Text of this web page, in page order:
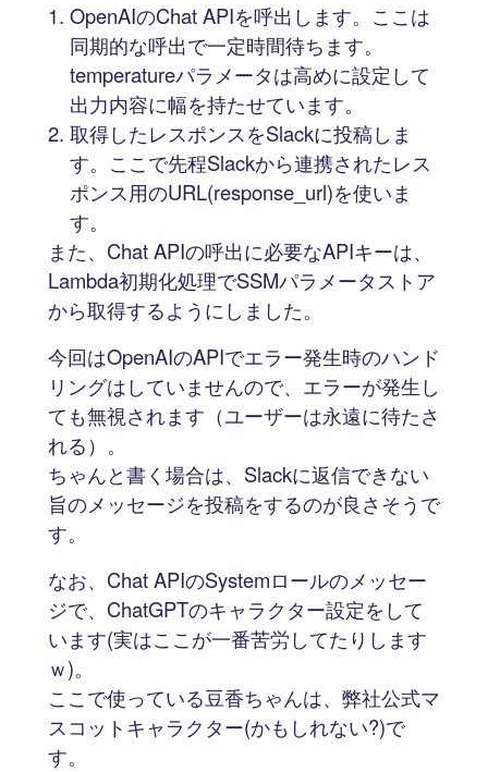
OpenAIのChat APIを呼出します。ここは
同期的な呼出で一定時間待ちます。
temperatureパラメータは高めに設定して
出力内容に幅を持たせています。
取得したレスポンスをSlackに投稿しま
す。ここで先程Slackから連携されたレス
ポンス用のURL(response_url)を使いま
す。
また、Chat APIの呼出に必要なAPIキーは、
Lambda初期化処理でSSMパラメータストア
から取得するようにしました。
今回はOpenAIのAPIでエラー発生時のハンド
リングはしていませんので、エラーが発生し
ても無視されます（ユーザーは永遠に待たさ
れる）。
ちゃんと書く場合は、Slackに返信できない
旨のメッセージを投稿をするのが良さそうで
す。
なお、Chat APIのSystemロールのメッセー
ジで、ChatGPTのキャラクター設定をして
います(実はここが一番苦労してたりします
ｗ)。
ここで使っている豆香ちゃんは、弊社公式マ
スコットキャラクター(かもしれない?)で
す。